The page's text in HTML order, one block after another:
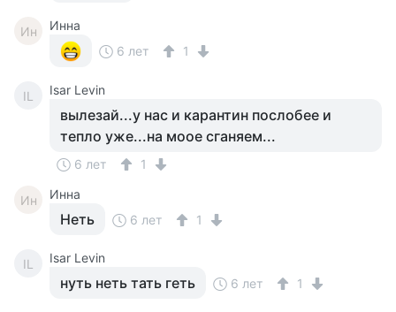
Ин
Инна
6 лет
1
IL Isar Levin
вылезай...у нас и карантин послобее и
тепло уже...на моое сганяем...
6 лет 1
Ин Инна
Неть 6 лет 1
IL Isar Levin
нуть неть тать геть 6 лет 1